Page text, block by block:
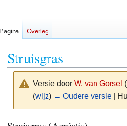
Struisgras
Versie door W. van Gorsel (
(wijz) ← Oudere versie|
Naar
Naar
Pagina Overleg